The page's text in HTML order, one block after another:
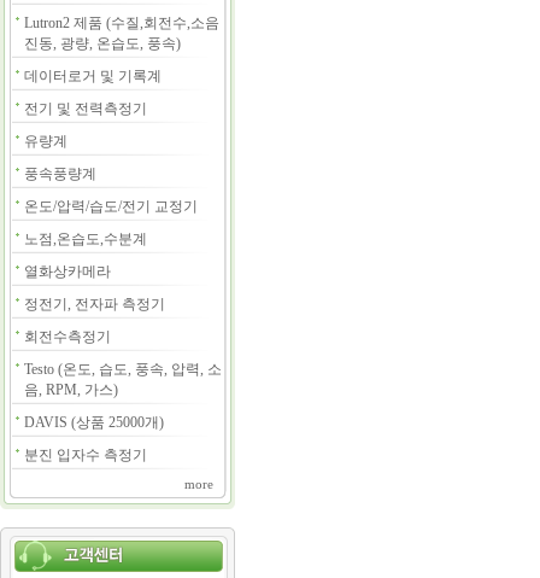
Lutron2 제품 (수질,회전수,소음
진동, 광량, 온습도, 풍속)
데이터로거 및 기록계
전기 및 전력측정기
유량계
풍속풍량계
온도/압력/습도/전기 교정기
노점,온습도,수분계
열화상카메라
정전기, 전자파 측정기
회전수측정기
Testo (온도, 습도, 풍속, 압력, 소
음, RPM, 가스)
DAVIS (상품 25000개)
분진 입자수 측정기
more